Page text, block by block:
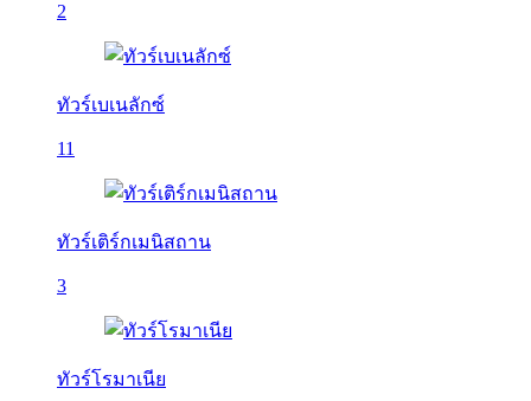
2
ทัวร์เบเนลักซ์
11
ทัวร์เติร์กเมนิสถาน
3
ทัวร์โรมาเนีย